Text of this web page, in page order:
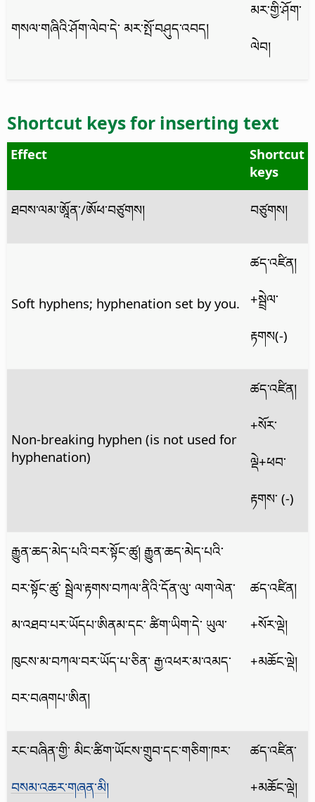
གསལ་གཞིའི་ཤོག་ལེབ་དེ་ མར་སྤོ་བཤུད་འབད།
མར་གྱི་ཤོག་
ལེབ།
Shortcut keys for inserting text
Effect
Shortcut
keys
ཐབས་ལམ་ཨཱོན་/ཨོཕ་བཙུགས། བཙུགས།
Soft hyphens; hyphenation set by you.
ཚད་འཛིན།
+སྦྲེལ་
རྟགས(-)
Non-breaking hyphen (is not used for
hyphenation)
ཚད་འཛིན།
+སོར་
ལྡེ+ཕབ་
རྟགས་ (-)
རྒྱུན་ཆད་མེད་པའི་བར་སྟོང་ཚུ། རྒྱུན་ཆད་མེད་པའི་
བར་སྟོང་ཚུ་ སྦྲེལ་རྟགས་བཀལ་ནིའི་དོན་ལུ་ ལག་ལེན་
མ་འཐབ་པར་ཡོདཔ་ཨིནམ་དང་ ཚིག་ཡིག་དེ་ ཡུལ་
ཁུངས་མ་བཀལ་བར་ཡོད་པ་ཅིན་ རྒྱ་འཕར་མ་འམད་
བར་བཞགཔ་ཨིན།
ཚད་འཛིན།
+སོར་ལྡེ།
+མཆོང་ལྡེ།
རང་བཞིན་གྱི་ མིང་ཚིག་ཡོངས་གྲུབ་དང་གཅིག་ཁར་
བསམ་འཆར་གཞན་མི།
ཚད་འཛིན་
+མཆོང་ལྡེ།